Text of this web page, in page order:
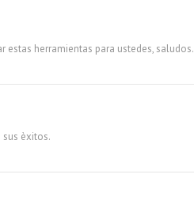
estas herramientas para ustedes, saludos.
èxitos.